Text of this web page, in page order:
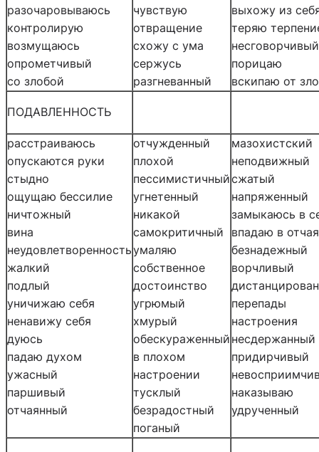
разочаровываюсь
контролирую
возмущаюсь
опрометчивый
со злобой
чувствую
отвращение
схожу с ума
сержусь
разгневанный
выхожу из
теряю
несговорчивый
порицаю
вскипаю от
ПОДАВЛЕННОСТЬ
расстраиваюсь
опускаются руки
стыдно
ощущаю бессилие
ничтожный
вина
неудовлетворенность
жалкий
подлый
уничижаю себя
ненавижу себя
дуюсь
падаю духом
ужасный
паршивый
отчаянный
отчужденный
плохой
пессимистичный
угнетенный
никакой
самокритичный
умаляю
собственное
достоинство
угрюмый
хмурый
обескураженный
в плохом
настроении
тусклый
безрадостный
поганый
мазохистский
неподвижный
сжатый
напряженный
замыкаюсь в
впадаю в
безнадежный
ворчливый
перепады
настроения
несдержанный
придирчивый
наказываю
удрученный